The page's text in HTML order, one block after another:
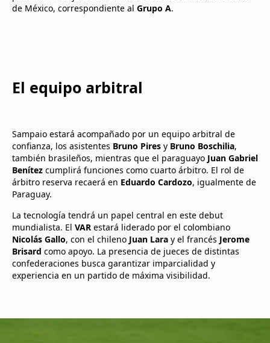
de México, correspondiente al Grupo A.
El equipo arbitral
Sampaio estará acompañado por un equipo arbitral de
confianza, los asistentes Bruno Pires y Bruno Boschilia,
también brasileños, mientras que el paraguayo Juan Gabriel
Benítez cumplirá funciones como cuarto árbitro. El rol de
árbitro reserva recaerá en Eduardo Cardozo, igualmente de
Paraguay.
La tecnología tendrá un papel central en este debut
mundialista. El VAR estará liderado por el colombiano
Nicolás Gallo, con el chileno Juan Lara y el francés Jerome
Brisard como apoyo. La presencia de jueces de distintas
confederaciones busca garantizar imparcialidad y
experiencia en un partido de máxima visibilidad.